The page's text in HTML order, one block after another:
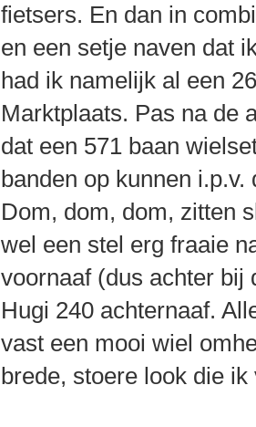
fietsers. En dan in
en een setje naven dat
had ik namelijk al een
Marktplaats. Pas na de
dat een 571 baan
banden op kunnen
Dom, dom, dom, zitten
wel een stel erg fraaie
voornaaf (dus achter bij
Hugi 240 achternaaf.
vast een mooi wiel
brede, stoere look die